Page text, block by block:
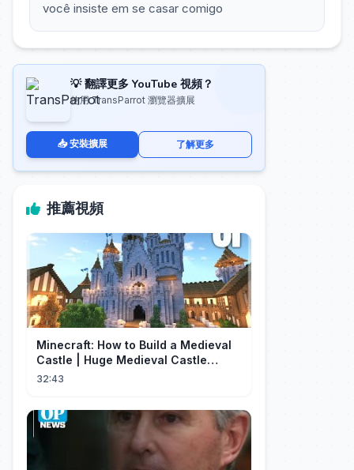
você insiste em se casar comigo
💡 翻譯更多 YouTube 視頻？
使用 TransParrot 瀏覽器擴展
📥 安裝擴展 了解更多
推薦視頻
Minecraft: How to Build a Medieval
Castle | Huge Medieval Castle
Tutorial - Part 1
32:43